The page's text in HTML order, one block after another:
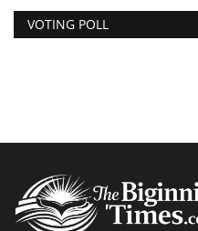
VOTING POLL